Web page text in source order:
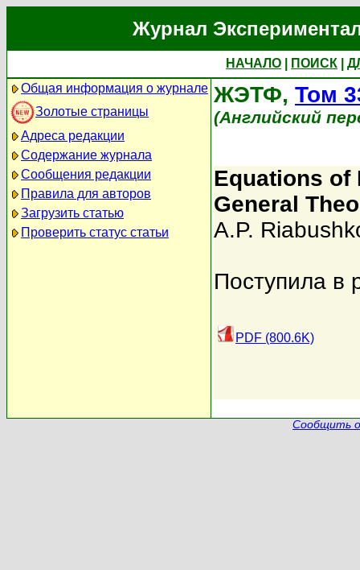
Журнал
НАЧАЛО ПОИСК
Общая информация о журнале
Золотые страницы
Адреса редакции
Содержание журнала
Сообщения редакции
Правила для авторов
Загрузить статью
Проверить статус статьи
ЖЭТФ, Том
(Английский
Equations of
General
A.P.
Поступила в
PDF (800.6K)
Сообщить о